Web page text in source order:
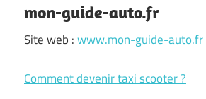
mon-guide-auto.fr
Site web :www.mon-guide-auto.fr
Comment devenir taxi scooter ?